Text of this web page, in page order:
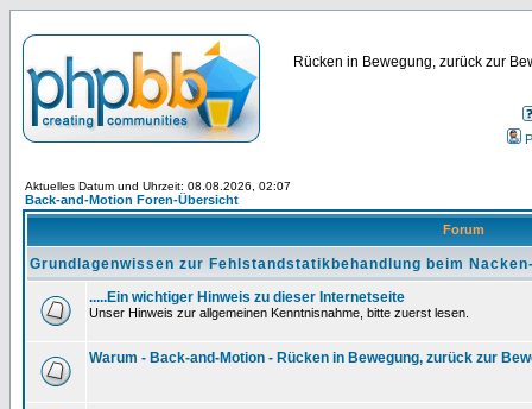
Rücken in Bewegung, zurück zur
Aktuelles Datum und Uhrzeit: 08.08.2026, 02:07
Back-and-Motion Foren-Übersicht
Forum
Grundlagenwissen zur Fehlstandstatikbehandlung beim
.....Ein wichtiger Hinweis zu dieser Internetseite
Unser Hinweis zur allgemeinen Kenntnisnahme, bitte zuerst lesen.
Warum - Back-and-Motion - Rücken in Bewegung, zurück zur